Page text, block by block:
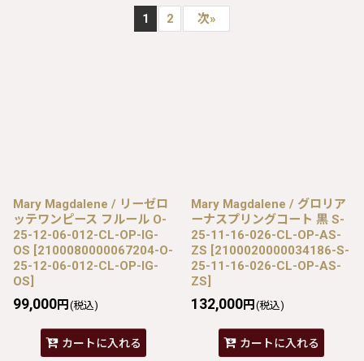
1 2 次»
Mary Magdalene / リーゼロ
ッテワンピース フルール O-
25-12-06-012-CL-OP-IG-
OS [2100080000067204-O-
25-12-06-012-CL-OP-IG-
OS]
99,000円 (税込)
カートに入れる
Mary Magdalene / グロリア
ーナスプリングコート 黒 S-
25-11-16-026-CL-OP-AS-
ZS [2100020000034186-S-
25-11-16-026-CL-OP-AS-
ZS]
132,000円 (税込)
カートに入れる